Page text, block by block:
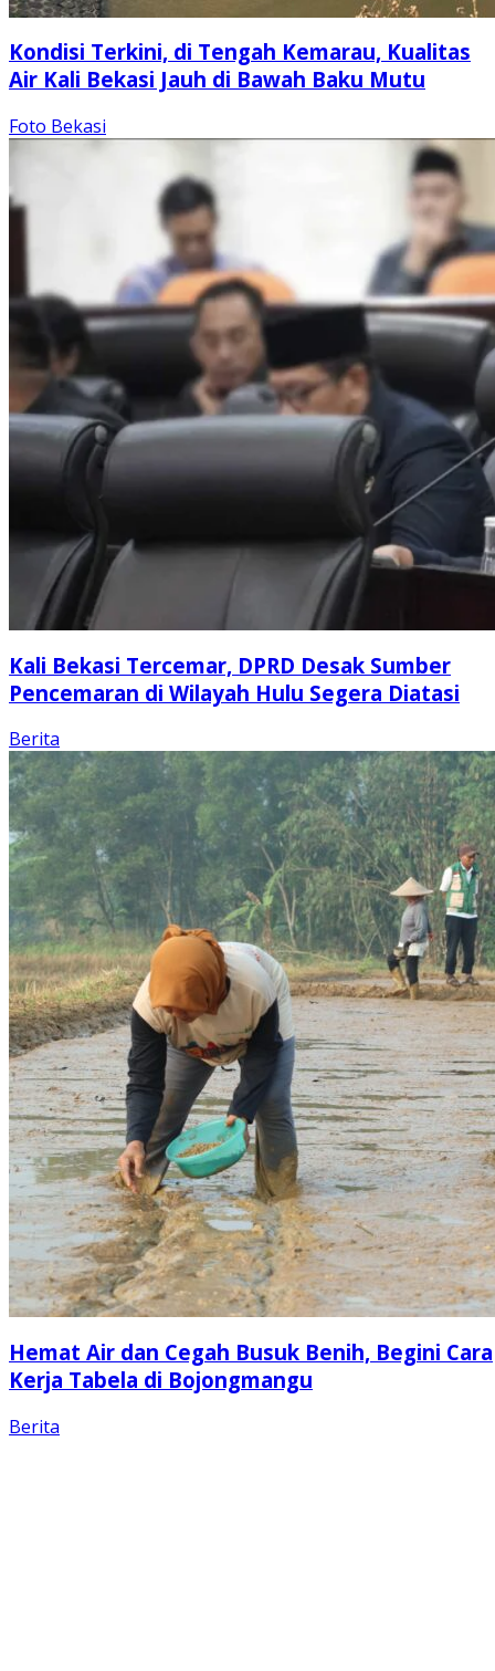
Kondisi Terkini, di Tengah Kemarau, Kualitas
Air Kali Bekasi Jauh di Bawah Baku Mutu
Foto Bekasi
Kali Bekasi Tercemar, DPRD Desak Sumber
Pencemaran di Wilayah Hulu Segera Diatasi
Berita
Hemat Air dan Cegah Busuk Benih, Begini Cara
Kerja Tabela di Bojongmangu
Berita